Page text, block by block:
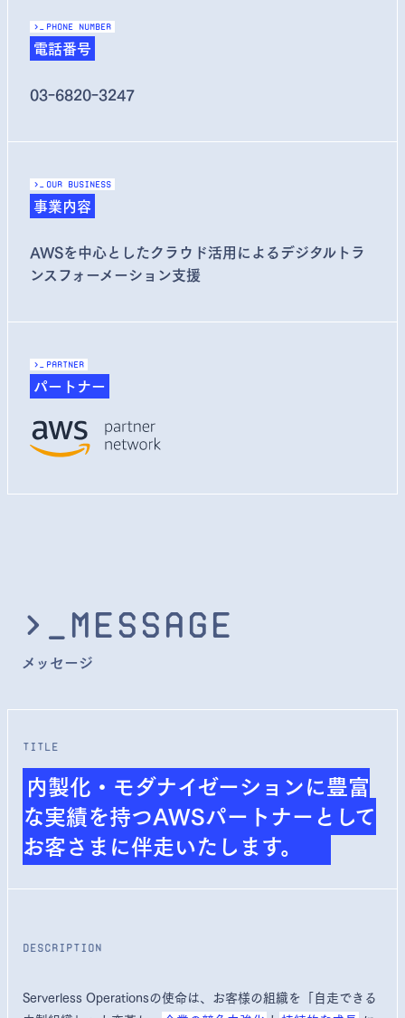
>_ Phone Number
電話番号
03ｰ6820ｰ3247
>_ Our Business
事業内容
AWSを中心としたクラウド活用によるデジタルトラ
ンスフォーメーション支援
>_ partner
パートナー
>_Message
メッセージ
title
内製化・モダナイゼーションに豊富
な実績を持つAWSパートナーとして
お客さまに伴走いたします。
description
Serverless Operationsの使命は、お客様の組織を「自走できる